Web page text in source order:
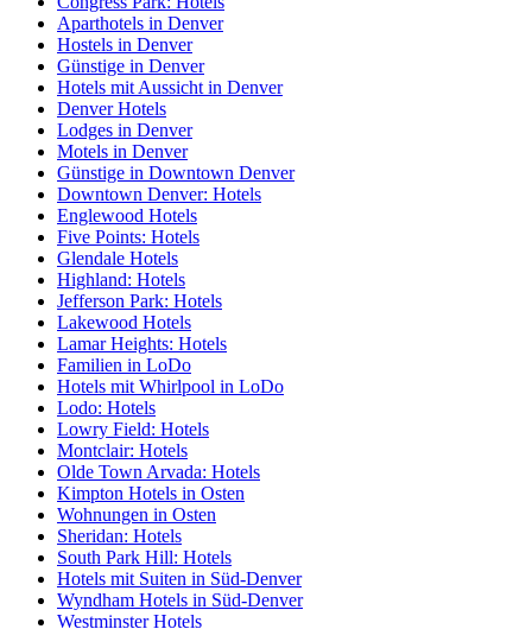
Aparthotels in Denver
Hostels in Denver
Günstige in Denver
Hotels mit Aussicht in Denver
Denver Hotels
Lodges in Denver
Motels in Denver
Günstige in Downtown Denver
Downtown Denver: Hotels
Englewood Hotels
Five Points: Hotels
Glendale Hotels
Highland: Hotels
Jefferson Park: Hotels
Lakewood Hotels
Lamar Heights: Hotels
Familien in LoDo
Hotels mit Whirlpool in LoDo
Lodo: Hotels
Lowry Field: Hotels
Montclair: Hotels
Olde Town Arvada: Hotels
Kimpton Hotels in Osten
Wohnungen in Osten
Sheridan: Hotels
South Park Hill: Hotels
Hotels mit Suiten in Süd-Denver
Wyndham Hotels in Süd-Denver
Westminster Hotels